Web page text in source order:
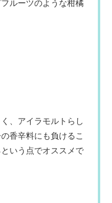
ルーツのような柑橘
、アイラモルトらし
香辛料にも負けるこ
いう点でオススメで